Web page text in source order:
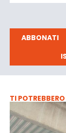
ABBONATI
TI